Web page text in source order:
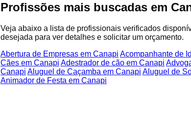
Profissões mais buscadas em
Veja abaixo a lista de profissionais verificados
desejada para ver detalhes e solicitar um orçamento.
Abertura de Empresas em Canapi Acompanhante de
Cães em Canapi Adestrador de cão em Canapi
Canapi Aluguel de Caçamba em Canapi Aluguel de
Animador de Festa em Canapi